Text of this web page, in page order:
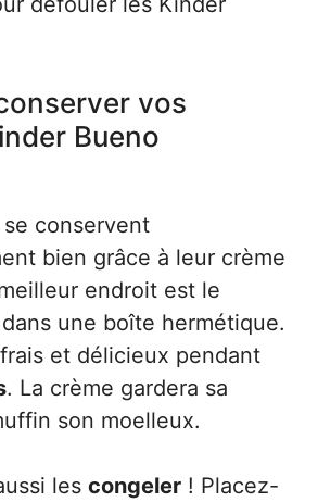
vos
Bueno
conservent
bien grâce à leur crème
endroit est le
une boîte hermétique.
et délicieux pendant
. La crème gardera sa
son moelleux.
les congeler ! Placez-